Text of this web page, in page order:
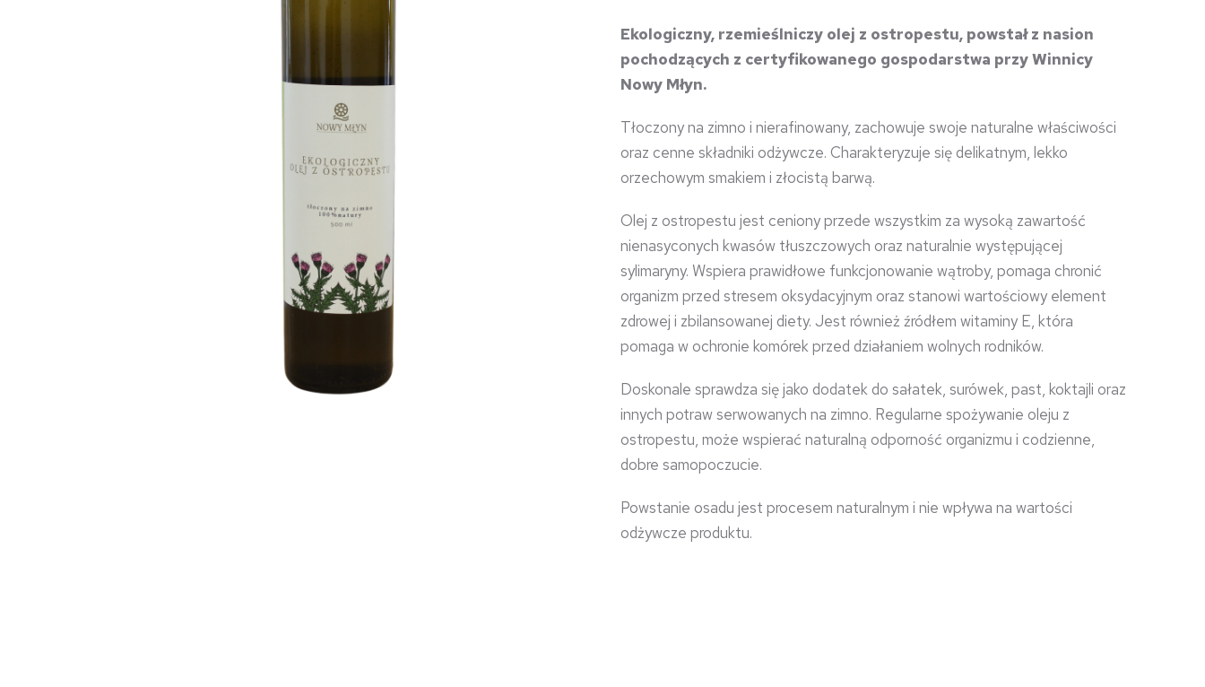
Ekologiczny, rzemieślniczy olej z ostropestu, powstał z nasion
pochodzących z certyfikowanego gospodarstwa przy Winnicy
Nowy Młyn.
Tłoczony na zimno i nierafinowany, zachowuje swoje naturalne właściwości
oraz cenne składniki odżywcze. Charakteryzuje się delikatnym, lekko
orzechowym smakiem i złocistą barwą.
Olej z ostropestu jest ceniony przede wszystkim za wysoką zawartość
nienasyconych kwasów tłuszczowych oraz naturalnie występującej
sylimaryny. Wspiera prawidłowe funkcjonowanie wątroby, pomaga chronić
organizm przed stresem oksydacyjnym oraz stanowi wartościowy element
zdrowej i zbilansowanej diety. Jest również źródłem witaminy E, która
pomaga w ochronie komórek przed działaniem wolnych rodników.
Doskonale sprawdza się jako dodatek do sałatek, surówek, past, koktajli oraz
innych potraw serwowanych na zimno. Regularne spożywanie oleju z
ostropestu, może wspierać naturalną odporność organizmu i codzienne,
dobre samopoczucie.
Powstanie osadu jest procesem naturalnym i nie wpływa na wartości
odżywcze produktu.